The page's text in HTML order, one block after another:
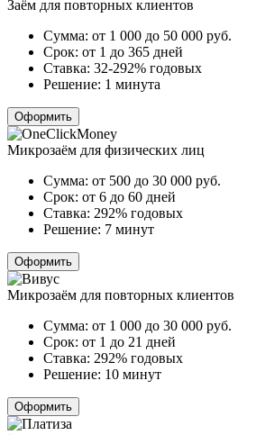
Заём для повторных клиентов
Сумма: от 1 000 до 50 000 руб.
Срок: от 1 до 365 дней
Ставка: 32-292% годовых
Решение: 1 минута
Оформить
Микрозаём для физических лиц
Сумма: от 500 до 30 000 руб.
Срок: от 6 до 60 дней
Ставка: 292% годовых
Решение: 7 минут
Оформить
Микрозаём для повторных клиентов
Сумма: от 1 000 до 30 000 руб.
Срок: от 1 до 21 дней
Ставка: 292% годовых
Решение: 10 минут
Оформить